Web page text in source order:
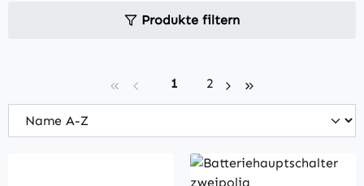
Produkte filtern
Seite
1 Seite
2